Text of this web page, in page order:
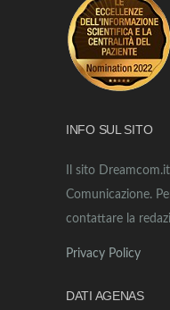
INFO SUL SITO
Il sito
Comunicazione.
contattare la
Privacy Policy
DATI AGENAS